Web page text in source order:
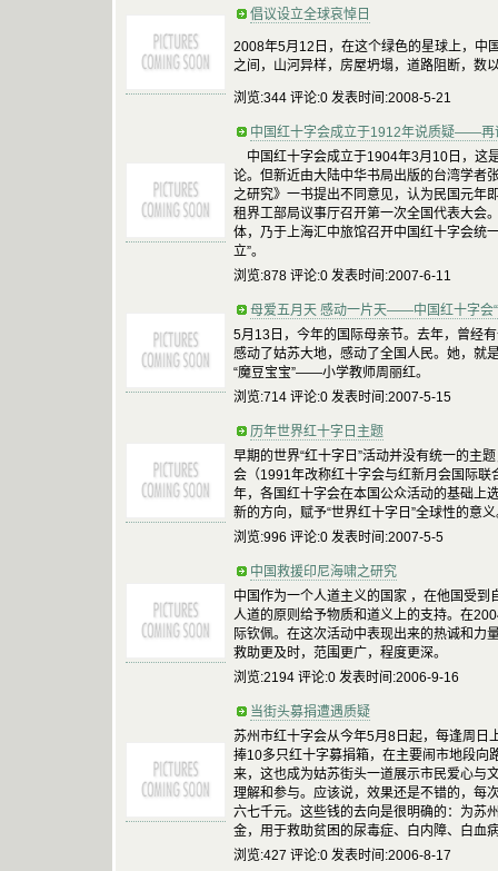
倡议设立全球哀悼日
2008年5月12日，在这个绿色的星球上，中
之间，山河异样，房屋坍塌，道路阻断，数
浏览:344 评论:0 发表时间:2008-5-21
中国红十字会成立于1912年说质疑——再
中国红十字会成立于1904年3月10日，这
论。但新近由大陆中华书局出版的台湾学者
之研究》一书提出不同意见，认为民国元年
租界工部局议事厅召开第一次全国代表大会
体，乃于上海汇中旅馆召开中国红十字会统
立”。
浏览:878 评论:0 发表时间:2007-6-11
母爱五月天 感动一片天——中国红十字会“
5月13日，今年的国际母亲节。去年，曾经
感动了姑苏大地，感动了全国人民。她，就
“魔豆宝宝”——小学教师周丽红。
浏览:714 评论:0 发表时间:2007-5-15
历年世界红十字日主题
早期的世界“红十字日”活动并没有统一的主
会（1991年改称红十字会与红新月会国际
年，各国红十字会在本国公众活动的基础上
新的方向，赋予“世界红十字日”全球性的意
浏览:996 评论:0 发表时间:2007-5-5
中国救援印尼海啸之研究
中国作为一个人道主义的国家 ，在他国受
人道的原则给予物质和道义上的支持。在
际钦佩。在这次活动中表现出来的热诚和力
救助更及时，范围更广，程度更深。
浏览:2194 评论:0 发表时间:2006-9-16
当街头募捐遭遇质疑
苏州市红十字会从今年5月8日起，每逢周
捧10多只红十字募捐箱，在主要闹市地段向
来，这也成为姑苏街头一道展示市民爱心与
理解和参与。应该说，效果还是不错的，每
六七千元。这些钱的去向是很明确的：为苏
金，用于救助贫困的尿毒症、白内障、白血
浏览:427 评论:0 发表时间:2006-8-17